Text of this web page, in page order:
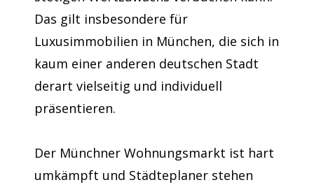
Das gilt insbesondere für
Luxusimmobilien in München, die sich in
kaum einer anderen deutschen Stadt
derart vielseitig und individuell
präsentieren.
Der Münchner Wohnungsmarkt ist hart
umkämpft und Städteplaner stehen